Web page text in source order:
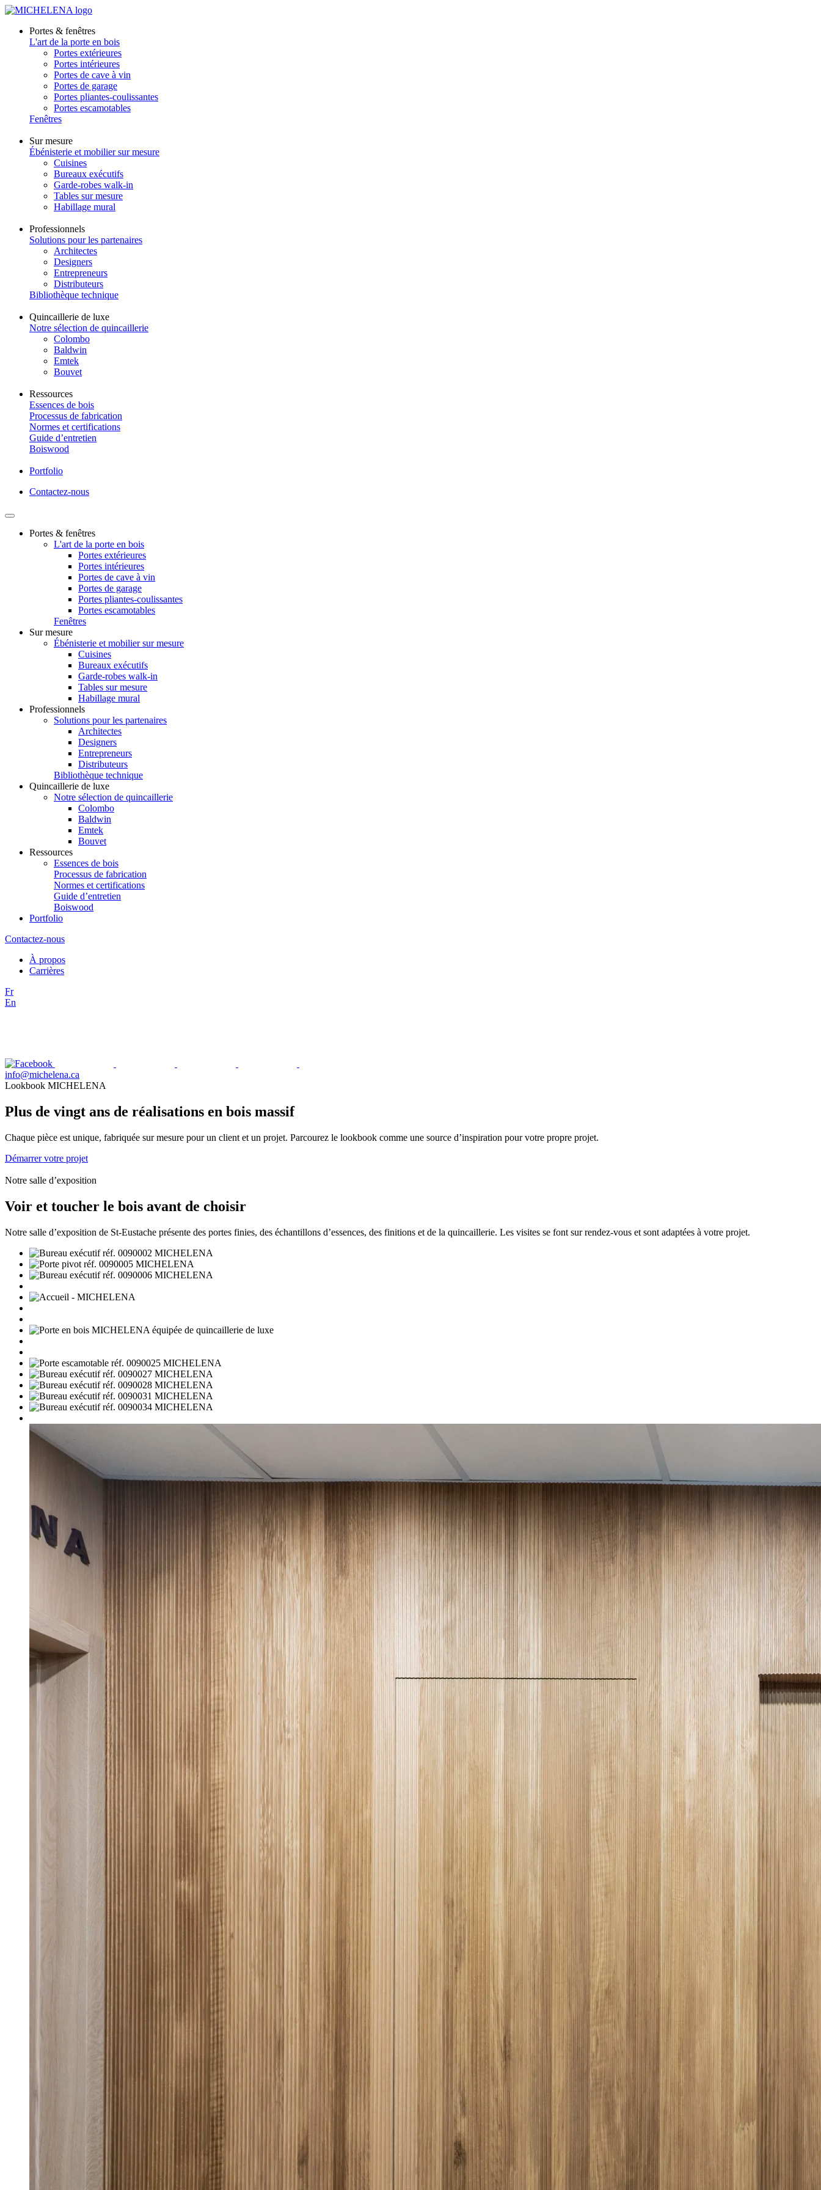
Portes & fenêtres
L'art de la porte en bois
Portes extérieures
Portes intérieures
Portes de cave à vin
Portes de garage
Portes pliantes-coulissantes
Portes escamotables
Fenêtres
Sur mesure
Ébénisterie et mobilier sur mesure
Cuisines
Bureaux exécutifs
Garde-robes walk-in
Tables sur mesure
Habillage mural
Professionnels
Solutions pour les partenaires
Architectes
Designers
Entrepreneurs
Distributeurs
Bibliothèque technique
Quincaillerie de luxe
Notre sélection de quincaillerie
Colombo
Baldwin
Emtek
Bouvet
Ressources
Essences de bois
Processus de fabrication
Normes et certifications
Guide d’entretien
Boiswood
Portfolio
Contactez-nous
Portes & fenêtres
L'art de la porte en bois
Portes extérieures
Portes intérieures
Portes de cave à vin
Portes de garage
Portes pliantes-coulissantes
Portes escamotables
Fenêtres
Sur mesure
Ébénisterie et mobilier sur mesure
Cuisines
Bureaux exécutifs
Garde-robes walk-in
Tables sur mesure
Habillage mural
Professionnels
Solutions pour les partenaires
Architectes
Designers
Entrepreneurs
Distributeurs
Bibliothèque technique
Quincaillerie de luxe
Notre sélection de quincaillerie
Colombo
Baldwin
Emtek
Bouvet
Ressources
Essences de bois
Processus de fabrication
Normes et certifications
Guide d’entretien
Boiswood
Portfolio
Contactez-nous
À propos
Carrières
Fr
En
info@michelena.ca
Lookbook MICHELENA
Plus de vingt ans de réalisations en bois massif
Chaque pièce est unique, fabriquée sur mesure pour un client et un projet. Parcourez le lookbook comme une source d’inspiration pour votre propre projet.
Démarrer votre projet
Notre salle d’exposition
Voir et toucher le bois avant de choisir
Notre salle d’exposition de St-Eustache présente des portes finies, des échantillons d’essences, des finitions et de la quincaillerie. Les visites se font sur rendez-vous et sont adaptées à votre projet.